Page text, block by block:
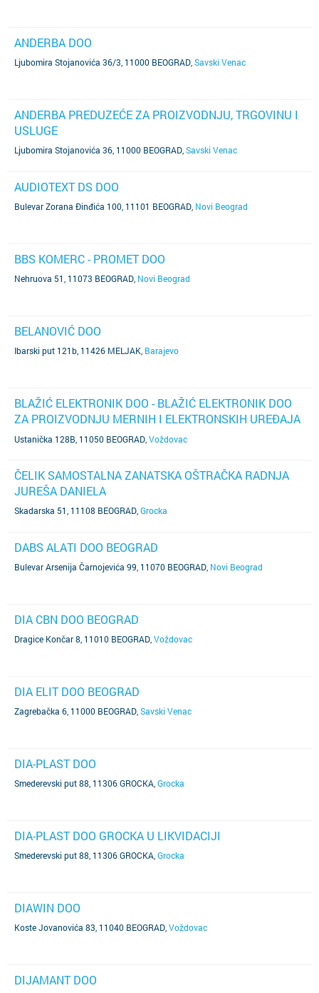
ANDERBA DOO
Ljubomira Stojanovića 36/3, 11000 BEOGRAD Savski Venac
ANDERBA PREDUZEĆE ZA PROIZVODNJU, TRGOVINU I
USLUGE
Ljubomira Stojanovića 36, 11000 BEOGRAD Savski Venac
AUDIOTEXT DS DOO
Bulevar Zorana Đinđića 100, 11101 BEOGRAD Novi Beograd
BBS KOMERC - PROMET DOO
Nehruova 51, 11073 BEOGRAD Novi Beograd
BELANOVIĆ DOO
Ibarski put 121b, 11426 MELJAK Barajevo
BLAŽIĆ ELEKTRONIK DOO - BLAŽIĆ ELEKTRONIK DOO
ZA PROIZVODNJU MERNIH I ELEKTRONSKIH UREĐAJA
EXPORT IMPORT
Ustanička 128B, 11050 BEOGRAD Voždovac
ČELIK SAMOSTALNA ZANATSKA OŠTRAČKA RADNJA
JUREŠA DANIELA
Skadarska 51, 11108 BEOGRAD Grocka
DABS ALATI DOO BEOGRAD
Bulevar Arsenija Čarnojevića 99, 11070 BEOGRAD Novi Beograd
DIA CBN DOO BEOGRAD
Dragice Končar 8, 11010 BEOGRAD Voždovac
DIA ELIT DOO BEOGRAD
Zagrebačka 6, 11000 BEOGRAD Savski Venac
DIA-PLAST DOO
Smederevski put 88, 11306 GROCKA Grocka
DIA-PLAST DOO GROCKA U LIKVIDACIJI
Smederevski put 88, 11306 GROCKA Grocka
DIAWIN DOO
Koste Jovanovića 83, 11040 BEOGRAD Voždovac
DIJAMANT DOO